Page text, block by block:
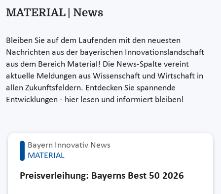
MATERIAL | News
Bleiben Sie auf dem Laufenden mit den neuesten
Nachrichten aus der bayerischen Innovationslandschaft
aus dem Bereich Material! Die News-Spalte vereint
aktuelle Meldungen aus Wissenschaft und Wirtschaft in
allen Zukunftsfeldern. Entdecken Sie spannende
Entwicklungen - hier lesen und informiert bleiben!
Bayern Innovativ News
MATERIAL
Preisverleihung: Bayerns Best 50 2026